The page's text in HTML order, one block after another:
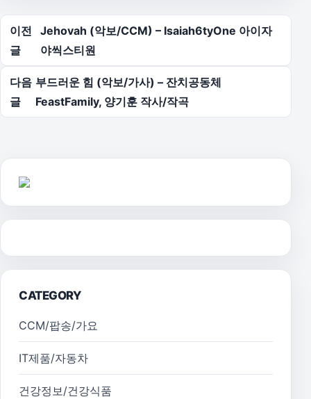
글 탐색
이전
글
Jehovah (악보/CCM) – Isaiah6tyOne 아이자
야씩스티원
다음
글
부드러운 힘 (악보/가사) – 잔치공동체
FeastFamily, 양기훈 작사/작곡
CATEGORY
CCM/팝송/가요
IT제품/자동차
건강정보/건강식품